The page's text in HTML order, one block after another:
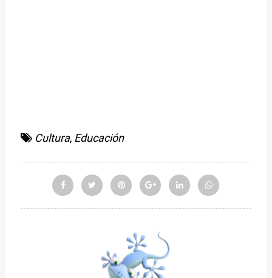
Cultura, Educación